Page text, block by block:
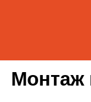
Монтаж